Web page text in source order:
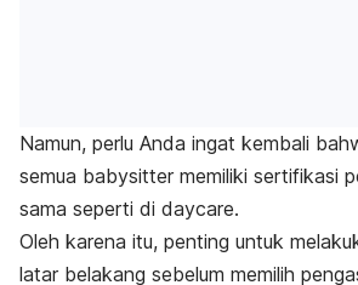
Namun, perlu Anda ingat kembali
semua babysitter memiliki sertifikasi
sama seperti di daycare.
Oleh karena itu, penting untuk
latar belakang sebelum memilih